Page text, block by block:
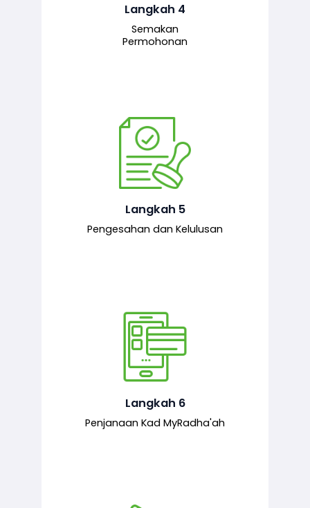
Langkah 4
Semakan
Permohonan
kepada pegawai pelulus untuk
tindakan seterusnya.
Langkah 5
Pengesahan dan Kelulusan
Pegawai pelulus menilai permohonan
dan memberi pengesahan serta
kelulusan akhir sekiranya semuanya
mematuhi syarat ditetapkan.
Langkah 6
Penjanaan Kad MyRadha'ah
Setelah permohonan diluluskan, kad
MyRadha’ah akan dijana.